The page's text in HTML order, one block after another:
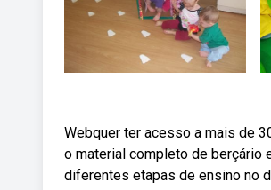
Webquer ter acesso a mais de
o material completo de berçário
diferentes etapas de ensino no